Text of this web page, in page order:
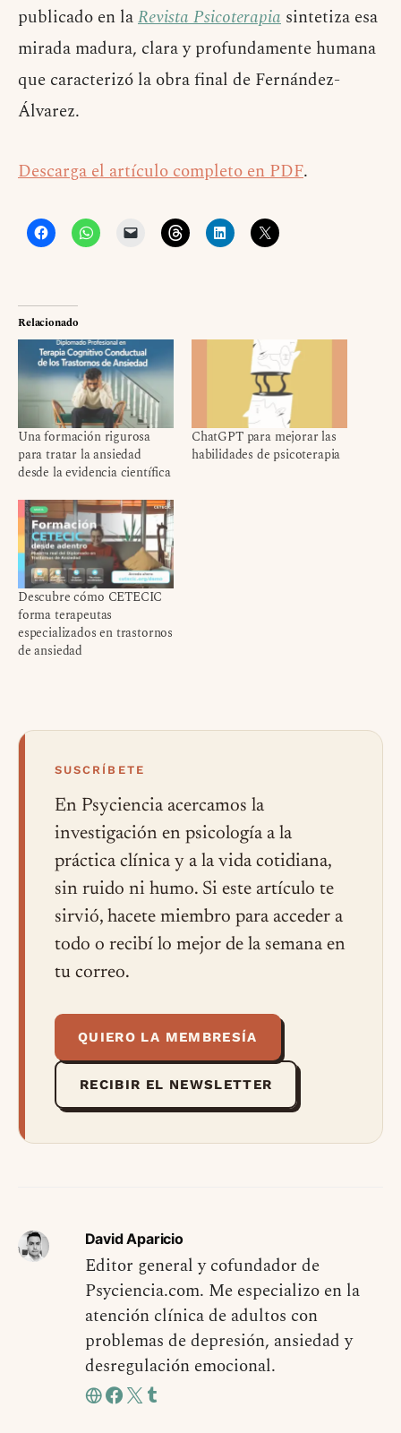
publicado en laRevista Psicoterapia sintetiza esa
mirada madura, clara y profundamente humana
que caracterizó la obra final de Fernández-
Álvarez.
Descarga el artículo completo en PDF.
Relacionado
Una formación rigurosa
para tratar la ansiedad
desde la evidencia científica
ChatGPT para mejorar las
habilidades de psicoterapia
Descubre cómo CETECIC
forma terapeutas
especializados en trastornos
de ansiedad
SUSCRÍBETE
En Psyciencia acercamos la
investigación en psicología a la
práctica clínica y a la vida cotidiana,
sin ruido ni humo. Si este artículo te
sirvió, hacete miembro para acceder a
todo o recibí lo mejor de la semana en
tu correo.
QUIERO LA MEMBRESÍA
RECIBIR EL NEWSLETTER
David Aparicio
Editor general y cofundador de
Psyciencia.com. Me especializo en la
atención clínica de adultos con
problemas de depresión, ansiedad y
desregulación emocional.